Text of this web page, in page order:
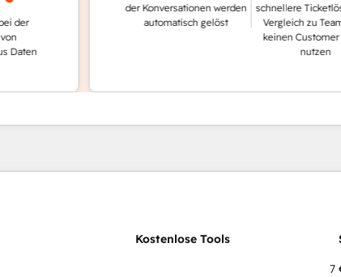
der Konversationen werden
automatisch gelöst
schnellere Ticketlösung
Vergleich zu Teams, die
keinen Customer Agent
nutzen
7